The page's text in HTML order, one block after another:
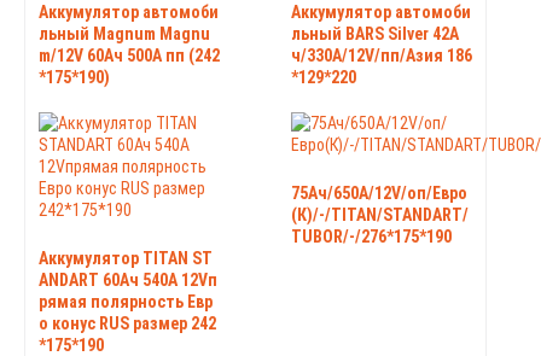
Аккумулятор автомоби
льный Magnum Magnu
m/12V 60Ач 500А пп (242
*175*190)
Аккумулятор автомоби
льный BARS Silver 42А
ч/330А/12V/пп/Азия 186
*129*220
Аккумулятор TITAN ST
ANDART 60Ач 540А 12Vп
рямая полярность Евр
о конус RUS размер 242
*175*190
75Ач/650А/12V/оп/Евро
(К)/-/TITAN/STANDART/
TUBOR/-/276*175*190